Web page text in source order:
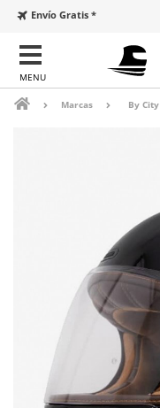
Envío Gratis *
Marcas By City